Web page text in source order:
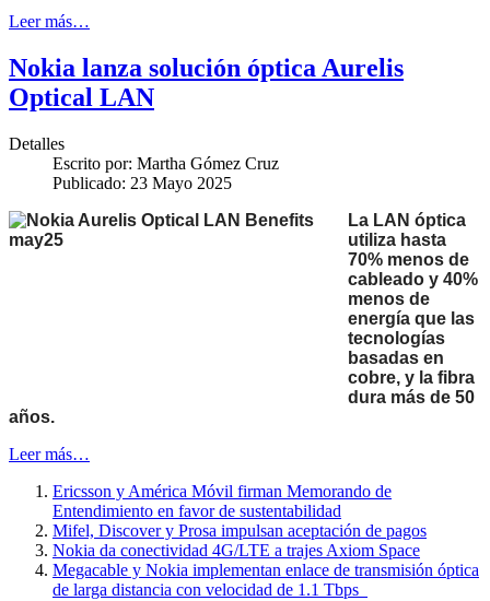
Leer más…
Nokia lanza solución óptica Aurelis
Optical LAN
Detalles
Escrito por: Martha Gómez Cruz
Publicado: 23 Mayo 2025
La LAN óptica
utiliza hasta
70% menos de
cableado y 40%
menos de
energía que las
tecnologías
basadas en
cobre, y la fibra
dura más de 50
años.
Leer más…
Ericsson y América Móvil firman Memorando de
Entendimiento en favor de sustentabilidad
Mifel, Discover y Prosa impulsan aceptación de pagos
Nokia da conectividad 4G/LTE a trajes Axiom Space
Megacable y Nokia implementan enlace de transmisión óptica
de larga distancia con velocidad de 1.1 Tbps